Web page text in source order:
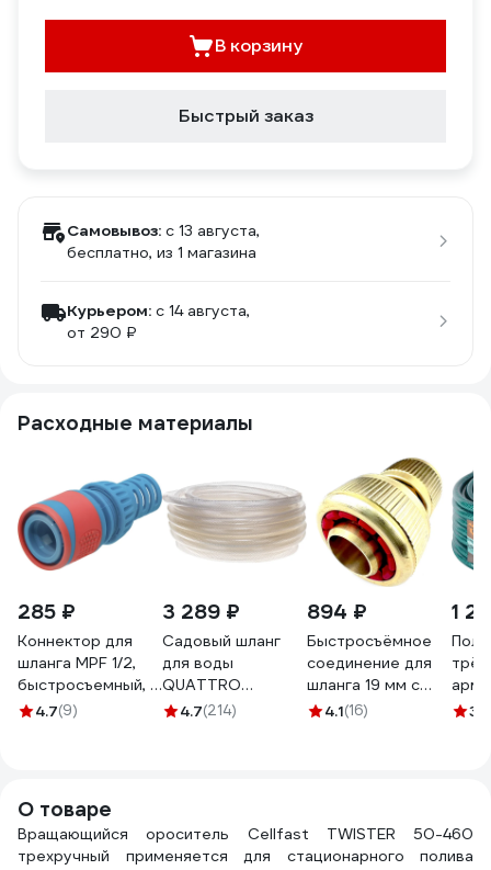
В корзину
Быстрый заказ
Самовывоз: c 13 августа,
бесплатно, из 1 магазина
Курьером: c 14 августа,
от 290 ₽
Расходные материалы
285 ₽
Коннектор для
шланга MPF 1/2,
быстросъемный, с
аквастопом, ABS
4.7(9)
3 289 ₽
Садовый шланг
для воды
QUATTRO
ELEMENTI
4.7(214)
894 ₽
Быстросъёмное
соединение для
шланга 19 мм с
аквастопом
4.1(16)
1
3.7
О товаре
Вращающийся ороситель Cellfast TWISTER 50-460
трехручный применяется для стационарного полива